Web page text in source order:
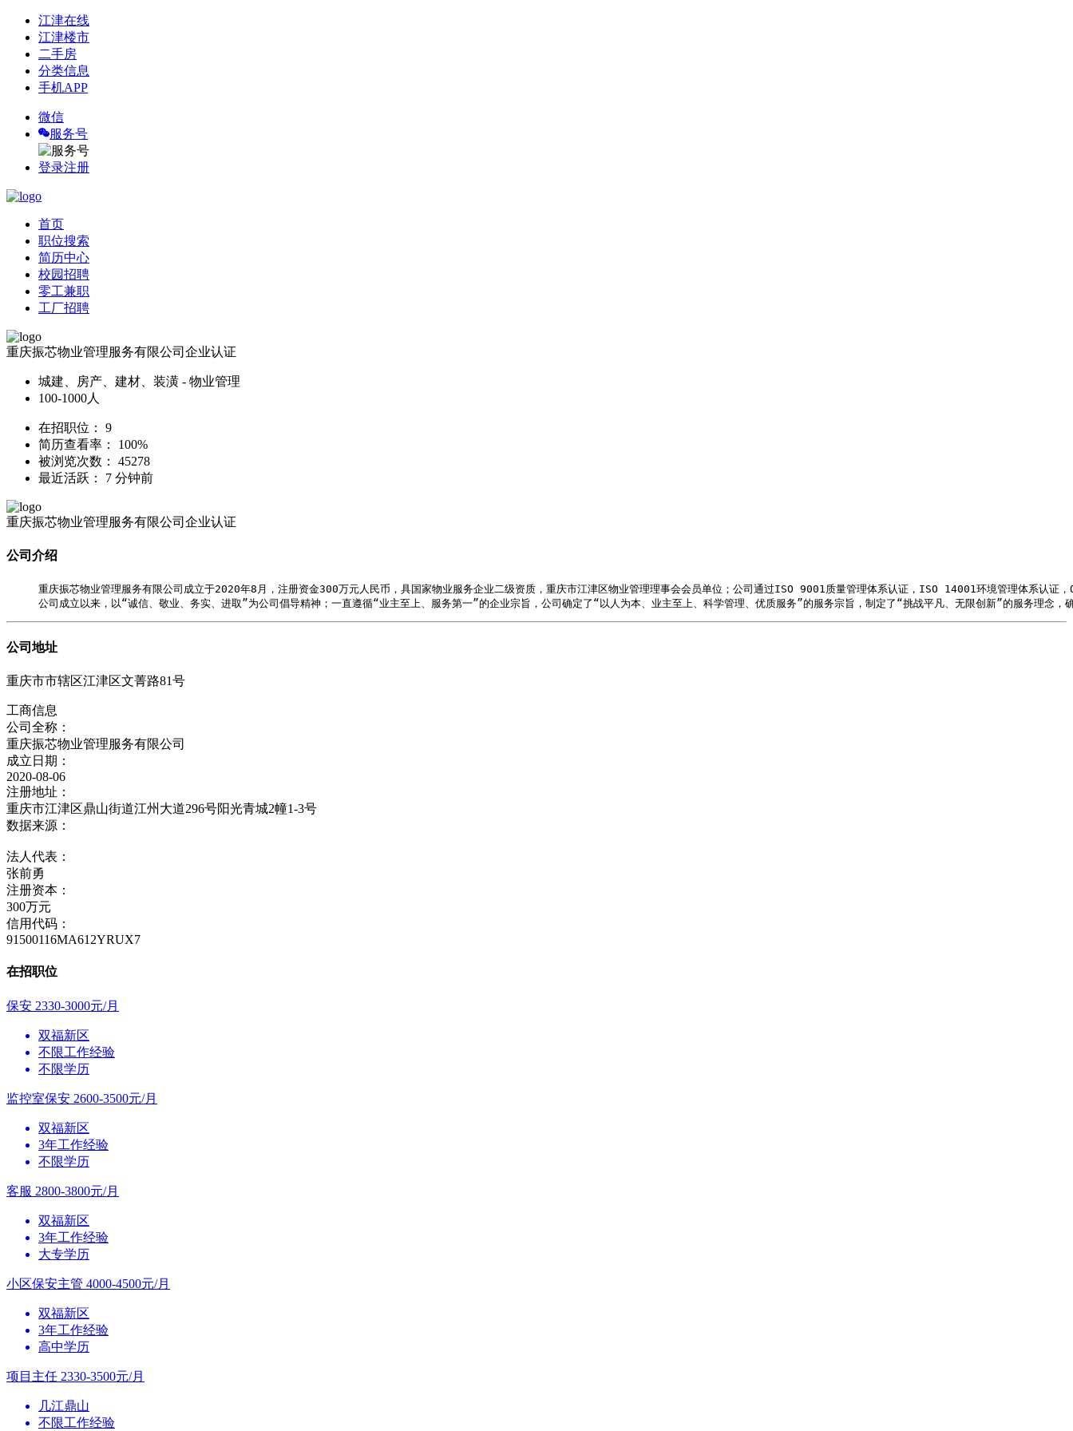
江津在线
江津楼市
二手房
分类信息
手机APP
微信
服务号
登录注册
首页
职位搜索
简历中心
校园招聘
零工兼职
工厂招聘
重庆振芯物业管理服务有限公司 企业认证
城建、房产、建材、装潢 - 物业管理
100-1000人
在招职位：
9
简历查看率：
100%
被浏览次数：
45278
最近活跃：
7 分钟前
重庆振芯物业管理服务有限公司 企业认证
公司介绍
重庆振芯物业管理服务有限公司成立于2020年8月，注册资金300万元人民币，具国家物业服务企业二级资质，重庆市江津区物业管理理事会会员单位；公司通过ISO 9001质量管理体系认证，ISO 14001环境管理体系认证
公司成立以来，以“诚信、敬业、务实、进取”为公司倡导精神；一直遵循“业主至上、服务第一”的企业宗旨，公司确定了“以人为本、业主至上、科学管理、优质服务”的服务宗旨，制定了“挑战平凡、无限创新”的服务理
公司地址
重庆市市辖区江津区文菁路81号
工商信息
公司全称：
重庆振芯物业管理服务有限公司
成立日期：
2020-08-06
注册地址：
重庆市江津区鼎山街道江州大道296号阳光青城2幢1-3号
数据来源：
法人代表：
张前勇
注册资本：
300万元
信用代码：
91500116MA612YRUX7
在招职位
保安 2330-3000元/月
双福新区
不限工作经验
不限学历
监控室保安 2600-3500元/月
双福新区
3年工作经验
不限学历
客服 2800-3800元/月
双福新区
3年工作经验
大专学历
小区保安主管 4000-4500元/月
双福新区
3年工作经验
高中学历
项目主任 2330-3500元/月
几江鼎山
不限工作经验